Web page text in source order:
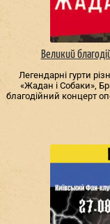
Великий
Легендарні гурти
«Жадан і Собаки»,
благодійний концерт